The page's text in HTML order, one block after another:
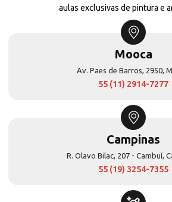
aulas exclusivas de pintura e
Mooca
Av. Paes de Barros, 2950,
55 (11) 2914-7277
Campinas
R. Olavo Bilac, 207 - Cambuí,
55 (19) 3254-7355